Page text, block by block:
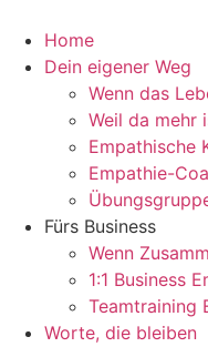
Inhalt
springen
Home
Dein eigener Weg
Wenn das
Weil da mehr
Empathische
Empathie-
Fürs Business
Wenn
1:1 Business
Teamtraining
Worte, die bleiben